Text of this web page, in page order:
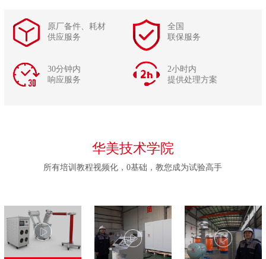
原厂备件、耗材
供应服务
全国
联保服务
30分钟内
响应服务
2小时内
提供处理方案
华美技术学院
所有培训教程视频化，0基础，教您成为试验高手